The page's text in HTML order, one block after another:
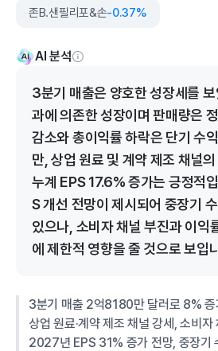
존B.샌필리포&손-0.37%
AI 분석
3분기 매출은 양호한 성장세를
과에 의존한 성장이며 판매량은
감소와 총이익률 하락은 단기 수
만, 상업 원료 및 계약 제조 채널
누계 EPS 17.6% 증가는 긍정적
S 개선 전망이 제시되어 중장기
있으나, 소비자 채널 부진과 이익
에 제한적 영향을 줄 것으로 보입
3분기 매출 2억8180만 달러로 8%
상업 원료·계약 제조 채널 강세, 소비
2027년 EPS 31% 증가 전망, 중장기